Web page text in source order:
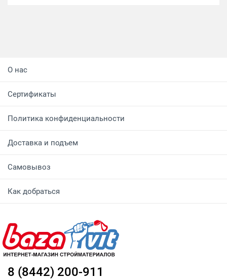
О нас
Сертификаты
Политика конфиденциальности
Доставка и подъем
Самовывоз
Как добраться
8 (8442) 200-911